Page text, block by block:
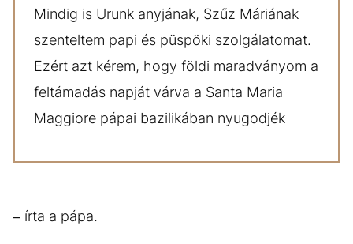
Mindig is Urunk anyjának, Szűz Máriának
szenteltem papi és püspöki szolgálatomat.
Ezért azt kérem, hogy földi maradványom a
feltámadás napját várva a Santa Maria
Maggiore pápai bazilikában nyugodjék
– írta a pápa.